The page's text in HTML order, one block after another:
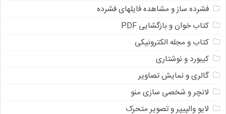
فشرده ساز و مشاهده فایلهای فشرده
کتاب خوان و بازگشایی PDF
کتاب و مجله الکترونیکی
کیبورد و نوشتاری
گالری و نمایش تصاویر
لانچر و شخصی سازی منو
لایو والپیپر و تصویر متحرک